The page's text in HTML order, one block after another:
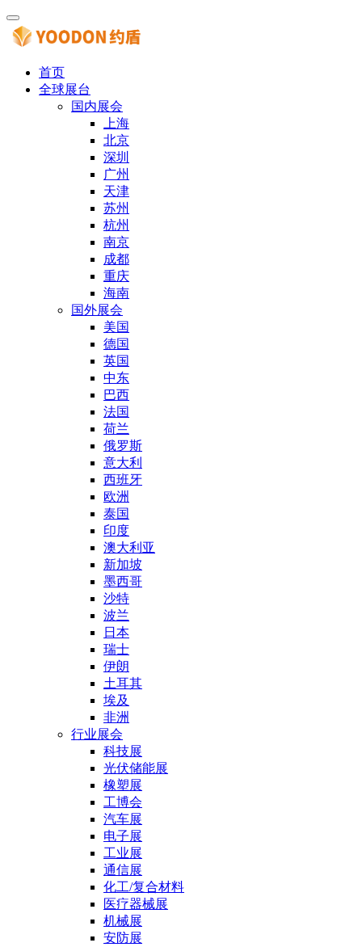
首页
全球展台
国内展会
上海
北京
深圳
广州
天津
苏州
杭州
南京
成都
重庆
海南
国外展会
美国
德国
英国
中东
巴西
法国
荷兰
俄罗斯
意大利
西班牙
欧洲
泰国
印度
澳大利亚
新加坡
墨西哥
沙特
波兰
日本
瑞士
伊朗
土耳其
埃及
非洲
行业展会
科技展
光伏储能展
橡塑展
工博会
汽车展
电子展
工业展
通信展
化工/复合材料
医疗器械展
机械展
安防展